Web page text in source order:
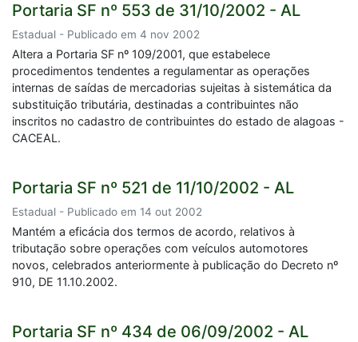
Portaria SF nº 553 de 31/10/2002 - AL
Estadual - Publicado em 4 nov 2002
Altera a Portaria SF nº 109/2001, que estabelece
procedimentos tendentes a regulamentar as operações
internas de saídas de mercadorias sujeitas à sistemática da
substituição tributária, destinadas a contribuintes não
inscritos no cadastro de contribuintes do estado de alagoas -
CACEAL.
Portaria SF nº 521 de 11/10/2002 - AL
Estadual - Publicado em 14 out 2002
Mantém a eficácia dos termos de acordo, relativos à
tributação sobre operações com veículos automotores
novos, celebrados anteriormente à publicação do Decreto nº
910, DE 11.10.2002.
Portaria SF nº 434 de 06/09/2002 - AL